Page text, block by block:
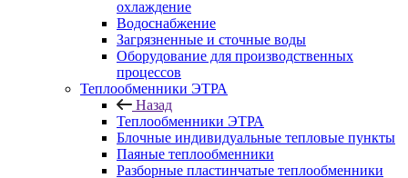
охлаждение
Водоснабжение
Загрязненные и сточные воды
Оборудование для производственных
процессов
Теплообменники ЭТРА
Назад
Теплообменники ЭТРА
Блочные индивидуальные тепловые пункты
Паяные теплообменники
Разборные пластинчатые теплообменники